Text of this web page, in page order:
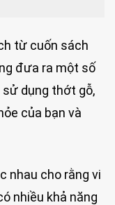
từ cuốn sách
đưa ra một số
sử dụng thớt gỗ,
của bạn và
nhau cho rằng vi
nhiều khả năng